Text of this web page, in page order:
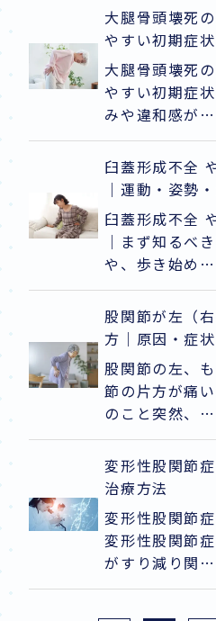
大腿骨頭壊死
やすい初期症
大腿骨頭壊死
やすい初期症
みや違和感が…
臼蓋形成不全
｜運動・姿勢
臼蓋形成不全
｜まず知るべ
や、歩き始め…
股関節が左（
方｜原因・症
股関節の左、
節の片方が痛
のこと突然、…
変形性股関節
治療方法
変形性股関節
変形性股関節
がすり減り関…